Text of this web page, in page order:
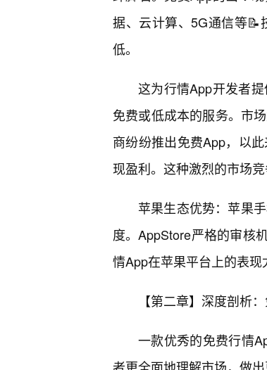
据、云计算、5G通信等📝
低。
这为行情App开发者
免费或低成本的服务。市
商纷纷推出免费App，以
现盈利。这种激烈的市场
苹果生态优势：苹果
度。AppStore严格的审核
情App在苹果平台上的表现
【第二章】深度剖析
一款优秀的免费行情